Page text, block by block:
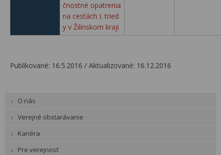
čnostné opatrenia
na cestách I. tried
y v Žilinskom kraji
Publikované: 16.5.2016 / Aktualizované: 16.12.2016
O nás
Verejné obstarávanie
Kariéra
Pre verejnosť